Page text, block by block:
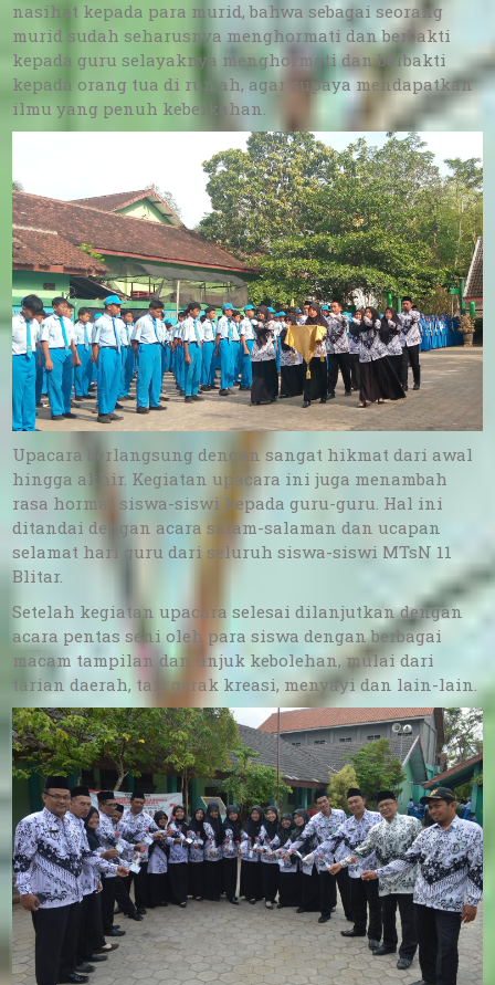
nasihat kepada para murid, bahwa sebagai seorang
murid sudah seharusnya menghormati dan berbakti
kepada guru selayaknya menghormati dan berbakti
kepada orang tua di rumah, agar supaya mendapatkan
ilmu yang penuh keberkahan.
Upacara berlangsung dengan sangat hikmat dari awal
hingga akhir. Kegiatan upacara ini juga menambah
rasa hormat siswa-siswi kepada guru-guru. Hal ini
ditandai dengan acara salam-salaman dan ucapan
selamat hari guru dari seluruh siswa-siswi MTsN 11
Blitar.
Setelah kegiatan upacara selesai dilanjutkan dengan
acara pentas seni oleh para siswa dengan berbagai
macam tampilan dan unjuk kebolehan, mulai dari
tarian daerah, tari gerak kreasi, menyayi dan lain-lain.